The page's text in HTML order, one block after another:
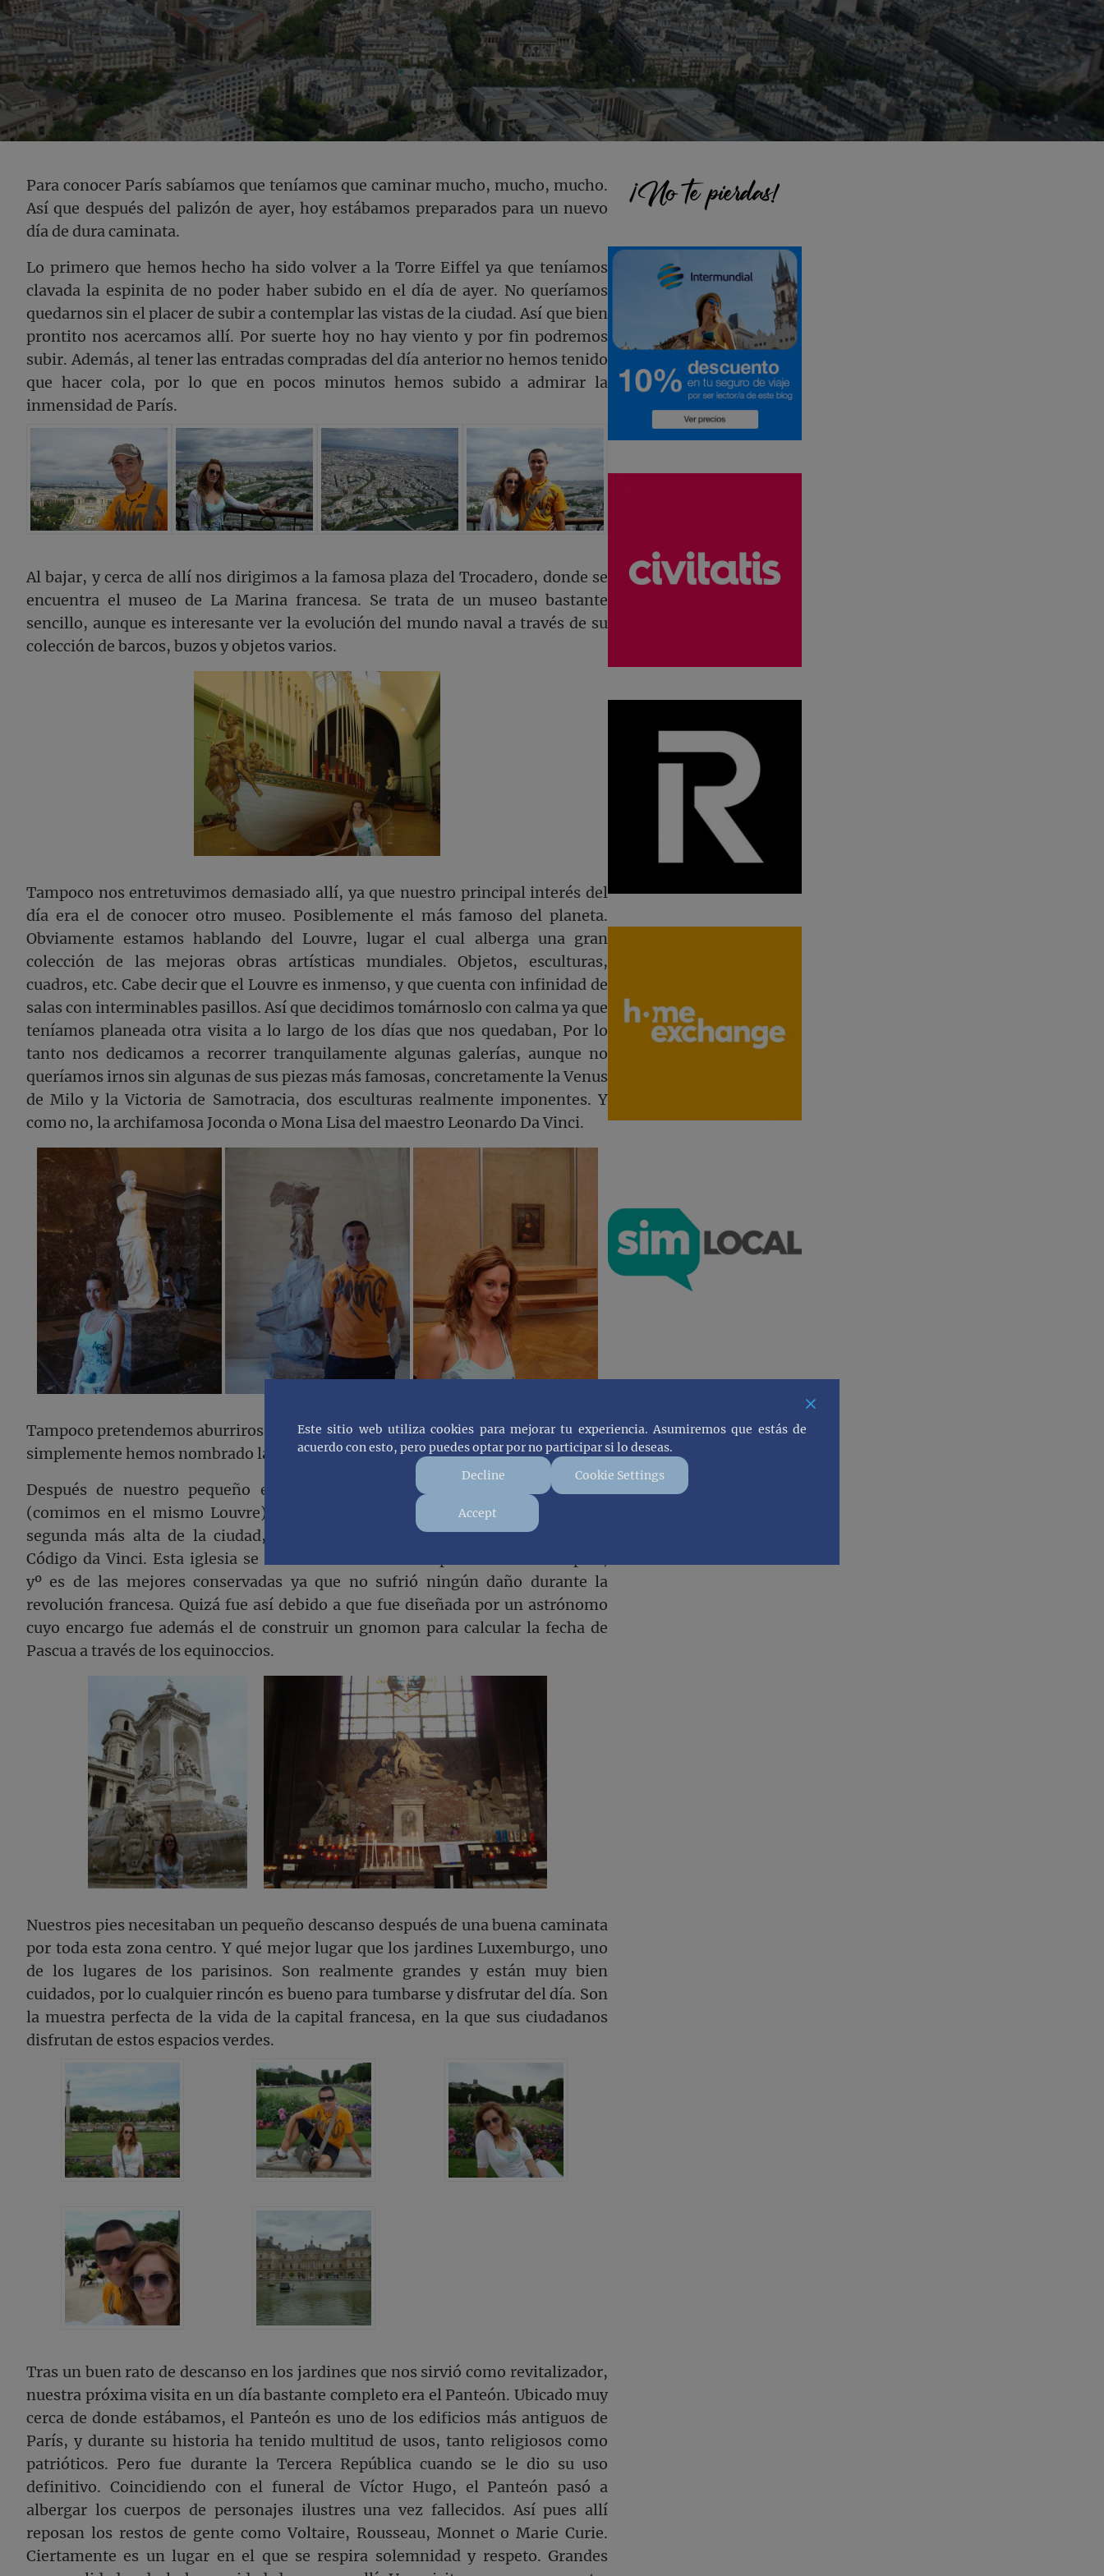
Para conocer París sabíamos que teníamos que caminar mucho, mucho, mucho.
Así que después del palizón de ayer, hoy estábamos preparados para un nuevo
día de dura caminata.
Lo primero que hemos hecho ha sido volver a la Torre Eiffel ya que teníamos
clavada la espinita de no poder haber subido en el día de ayer. No queríamos
quedarnos sin el placer de subir a contemplar las vistas de la ciudad. Así que bien
prontito nos acercamos allí. Por suerte hoy no hay viento y por fin podremos
subir. Además, al tener las entradas compradas del día anterior no hemos tenido
que hacer cola, por lo que en pocos minutos hemos subido a admirar la
inmensidad de París.
Al bajar, y cerca de allí nos dirigimos a la famosa plaza del Trocadero, donde se
encuentra el museo de La Marina francesa. Se trata de un museo bastante
sencillo, aunque es interesante ver la evolución del mundo naval a través de su
colección de barcos, buzos y objetos varios.
Tampoco nos entretuvimos demasiado allí, ya que nuestro principal interés del
día era el de conocer otro museo. Posiblemente el más famoso del planeta.
Obviamente estamos hablando del Louvre, lugar el cual alberga una gran
colección de las mejoras obras artísticas mundiales. Objetos, esculturas,
cuadros, etc. Cabe decir que el Louvre es inmenso, y que cuenta con infinidad de
salas con interminables pasillos. Así que decidimos tomárnoslo con calma ya que
teníamos planeada otra visita a lo largo de los días que nos quedaban, Por lo
tanto nos dedicamos a recorrer tranquilamente algunas galerías, aunque no
queríamos irnos sin algunas de sus piezas más famosas, concretamente la Venus
de Milo y la Victoria de Samotracia, dos esculturas realmente imponentes. Y
como no, la archifamosa Joconda o Mona Lisa del maestro Leonardo Da Vinci.
Tampoco pretendemos aburriros demasiado hablando sobre muesos y sus obras,
simplemente hemos nombrado las más famosas y conocidas.
Después de nuestro pequeño empacho de arte, ya con el estómago lleno
(comimos en el mismo Louvre) nos acercamos a la iglesia de Saint Sulpice,
segunda más alta de la ciudad, y últimamente conocida por aparecer en El
Código da Vinci. Esta iglesia se encuentra en la bonita plaza de Saint Sulpice,
yº es de las mejores conservadas ya que no sufrió ningún daño durante la
revolución francesa. Quizá fue así debido a que fue diseñada por un astrónomo
cuyo encargo fue además el de construir un gnomon para calcular la fecha de
Pascua a través de los equinoccios.
Nuestros pies necesitaban un pequeño descanso después de una buena caminata
por toda esta zona centro. Y qué mejor lugar que los jardines Luxemburgo, uno
de los lugares de los parisinos. Son realmente grandes y están muy bien
cuidados, por lo cualquier rincón es bueno para tumbarse y disfrutar del día. Son
la muestra perfecta de la vida de la capital francesa, en la que sus ciudadanos
disfrutan de estos espacios verdes.
Tras un buen rato de descanso en los jardines que nos sirvió como revitalizador,
nuestra próxima visita en un día bastante completo era el Panteón. Ubicado muy
cerca de donde estábamos, el Panteón es uno de los edificios más antiguos de
París, y durante su historia ha tenido multitud de usos, tanto religiosos como
patrióticos. Pero fue durante la Tercera República cuando se le dio su uso
definitivo. Coincidiendo con el funeral de Víctor Hugo, el Panteón pasó a
albergar los cuerpos de personajes ilustres una vez fallecidos. Así pues allí
reposan los restos de gente como Voltaire, Rousseau, Monnet o Marie Curie.
Ciertamente es un lugar en el que se respira solemnidad y respeto. Grandes
Barra
lateral
principal
¡No te pierdas!
Este sitio web utiliza cookies para mejorar tu experiencia. Asumiremos que estás de
acuerdo con esto, pero puedes optar por no participar si lo deseas.
Decline
Cookie Settings
Accept